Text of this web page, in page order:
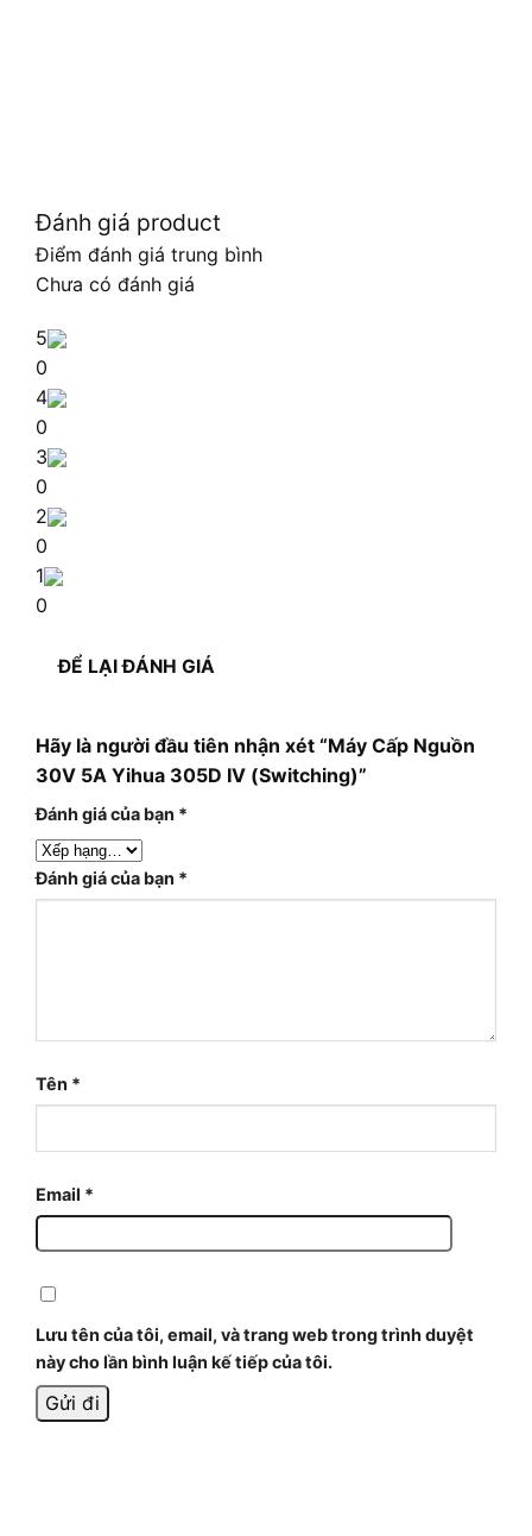
Đánh giá product
Điểm đánh giá trung bình
Chưa có đánh giá
5
0
4
0
3
0
2
0
1
0
ĐỂ LẠI ĐÁNH GIÁ
Hãy là người đầu tiên nhận xét “Máy Cấp Nguồn
30V 5A Yihua 305D IV (Switching)”
Đánh giá của bạn *
Đánh giá của bạn *
Tên *
Email *
Lưu tên của tôi, email, và trang web trong trình duyệt
này cho lần bình luận kế tiếp của tôi.